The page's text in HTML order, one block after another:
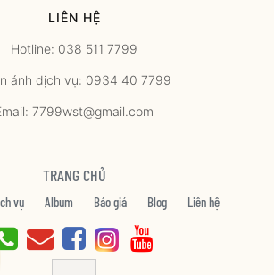
LIÊN HỆ
Hotline: 038 511 7799
ánh dịch vụ: 0934 40 7799
7799wst@gmail.com
TRANG CHỦ
vụ Album Báo giá Blog Liên hệ